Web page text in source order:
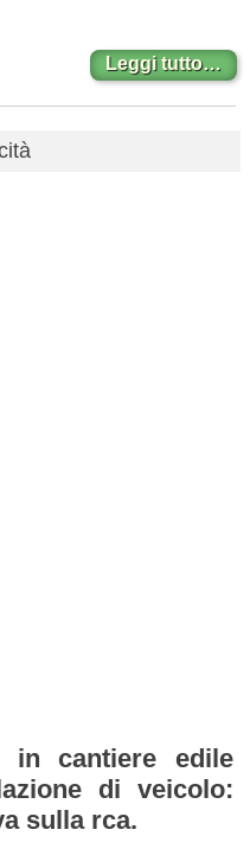
Leggi tutto…
in cantiere edile
di veicolo:
sulla rca.